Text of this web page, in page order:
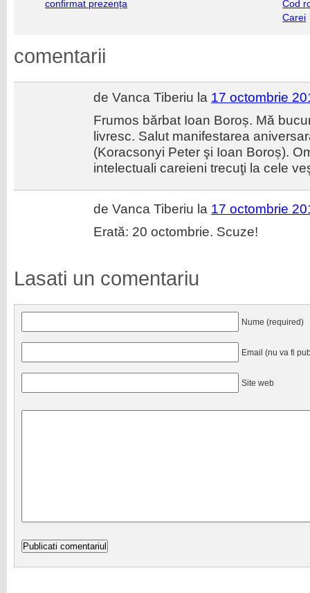
confirmat prezența
Cod
Carei
comentarii
de Vanca Tiberiu la 17 octombrie
Frumos bărbat Ioan Boroș. Mă
livresc. Salut manifestarea
(Koracsonyi Peter şi Ioan Boroș).
intelectuali careieni trecuţi la cele
de Vanca Tiberiu la 17 octombrie
Erată: 20 octombrie. Scuze!
Lasati un comentariu
Nume (required)
Email (nu va fi
Site web